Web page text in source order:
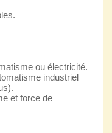
ou électricité.
industriel
et force de